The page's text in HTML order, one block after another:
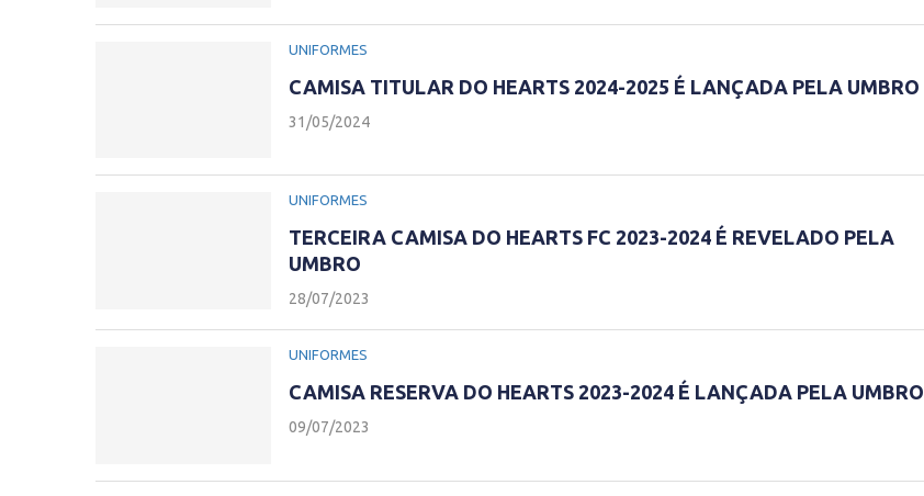
UNIFORMES
CAMISA TITULAR DO HEARTS 2024-2025 É LANÇADA PELA UMBRO
31/05/2024
UNIFORMES
TERCEIRA CAMISA DO HEARTS FC 2023-2024 É REVELADO PELA
UMBRO
28/07/2023
UNIFORMES
CAMISA RESERVA DO HEARTS 2023-2024 É LANÇADA PELA UMBRO
09/07/2023